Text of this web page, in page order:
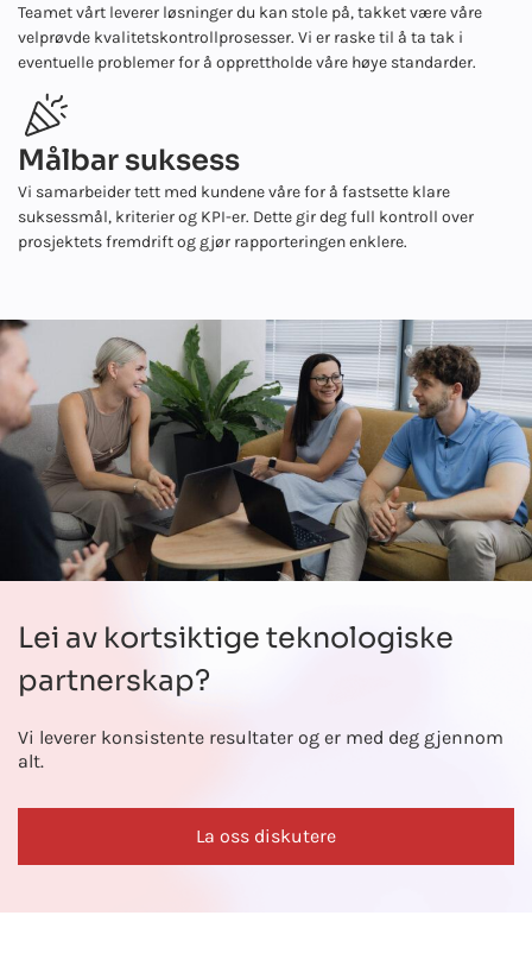
Teamet vårt leverer løsninger du kan stole på, takket være våre
velprøvde kvalitetskontrollprosesser. Vi er raske til å ta tak i
eventuelle problemer for å opprettholde våre høye standarder.
Målbar suksess
Vi samarbeider tett med kundene våre for å fastsette klare
suksessmål, kriterier og KPI-er. Dette gir deg full kontroll over
prosjektets fremdrift og gjør rapporteringen enklere.
Lei av kortsiktige teknologiske
partnerskap?
Vi leverer konsistente resultater og er med deg gjennom
alt.
La oss diskutere